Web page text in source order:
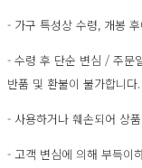
- 가구 특성상 수령, 개봉
- 수령 후 단순 변심 / 주문
반품 및 환불이 불가합니다.
- 사용하거나 훼손되어 상
- 고객 변심에 의해 부득이